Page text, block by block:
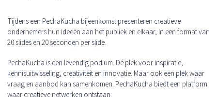
Tijdens een PechaKucha bijeenkomst presenteren creatieve
ondernemers hun ideeën aan het publiek en elkaar, in een format van
20 slides en 20 seconden per slide.
PechaKucha is een levendig podium. Dé plek voor inspiratie,
kennisuitwisseling, creativiteit en innovatie. Maar ook een plek waar
vraag en aanbod kan samenkomen. PechaKucha biedt een platform
waar creatieve netwerken ontstaan.